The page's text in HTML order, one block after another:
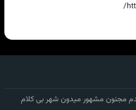
مجنون مشهور میدون شهر بی کلام